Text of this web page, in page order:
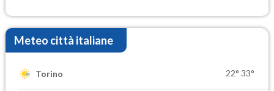
Meteo città italiane
Torino 22° 33°